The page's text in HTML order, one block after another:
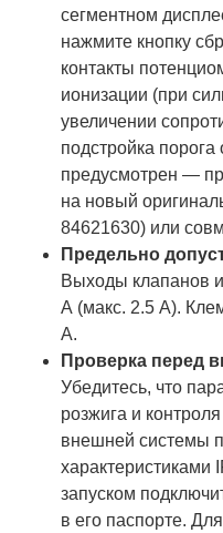
сегментном
нажмите кнопку
контакты
ионизации (при
увеличении
подстройка
предусмотрен —
на новый
84621630) или
Предельно
Выходы клапанов
А (макс. 2.5 А).
А.
Проверка перед
Убедитесь, что
розжига и
внешней системы
запуском
в его паспорте.